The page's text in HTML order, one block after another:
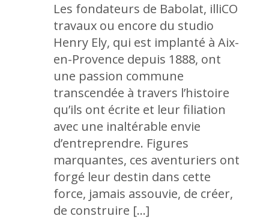
Les fondateurs de Babolat, illiCO
travaux ou encore du studio
Henry Ely, qui est implanté à Aix-
en-Provence depuis 1888, ont
une passion commune
transcendée à travers l’histoire
qu’ils ont écrite et leur filiation
avec une inaltérable envie
d’entreprendre. Figures
marquantes, ces aventuriers ont
forgé leur destin dans cette
force, jamais assouvie, de créer,
de construire […]